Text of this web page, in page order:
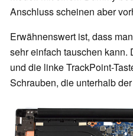
Anschluss scheinen aber
Erwähnenswert ist, dass
sehr einfach tauschen kann.
und die linke TrackPoint-
Schrauben, die unterhalb